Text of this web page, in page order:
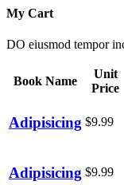
My Cart
DO eiusmod tempor
Book Name
Unit
Price
Adipisicing $9.99
Adipisicing $9.99